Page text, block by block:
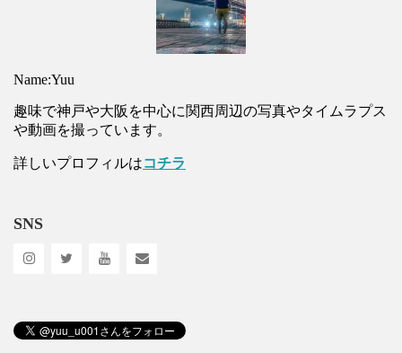
Name:Yuu
趣味で神戸や大阪を中心に関西周辺の写真やタイムラプス
や動画を撮っています。
詳しいプロフィルはコチラ
SNS